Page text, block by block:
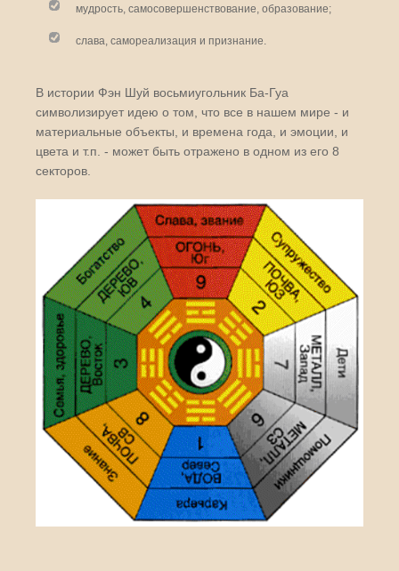
мудрость, самосовершенствование, образование;
слава, самореализация и признание.
В истории Фэн Шуй восьмиугольник Ба-Гуа
символизирует идею о том, что все в нашем мире - и
материальные объекты, и времена года, и эмоции, и
цвета и т.п. - может быть отражено в одном из его 8
секторов.